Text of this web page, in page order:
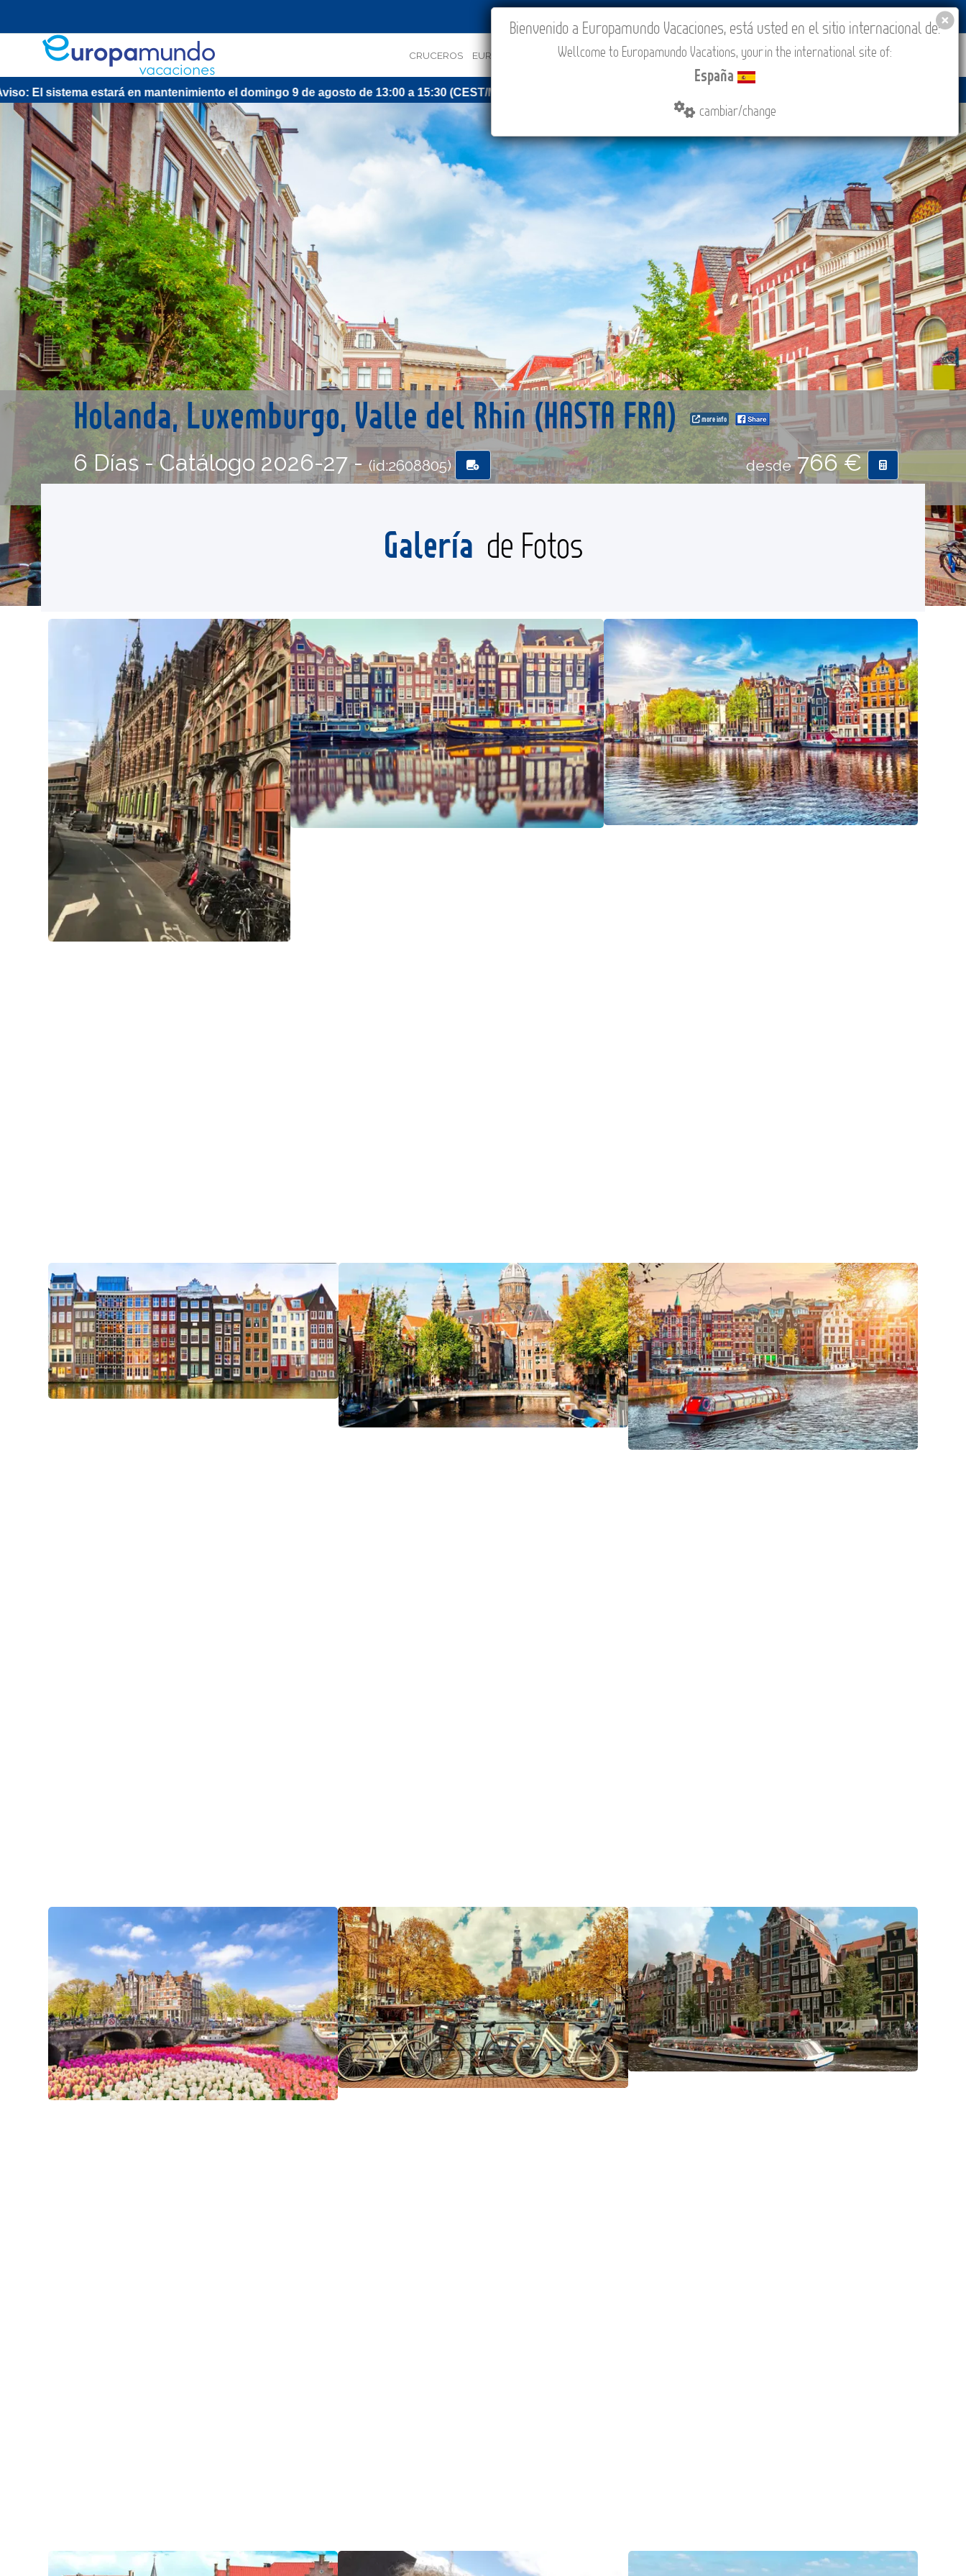
CRUCEROS EUROPA ORIENTE PROMOCIONES COMPRAR CONTACTO MÁS
mantenimiento el domingo 9 de agosto de 13:00 a 15:30 (CEST/Madrid).
Holanda, Luxemburgo, Valle del Rhin (HASTA FRA) more info
6 Días - Catálogo 2026-27 -(id:2608805) desde766 €
Galería de Fotos
Bienvenido a Europamundo Vacaciones, está usted en el sitio internacional de:
Wellcome to Europamundo Vacations, your in the international site of:
España
cambiar/change